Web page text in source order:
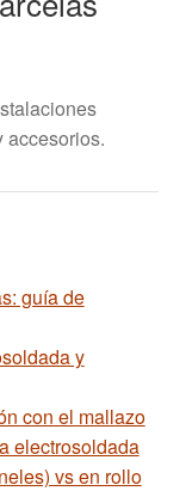
accesorios.
guía de
y
con el mallazo
electrosoldada
vs en rollo